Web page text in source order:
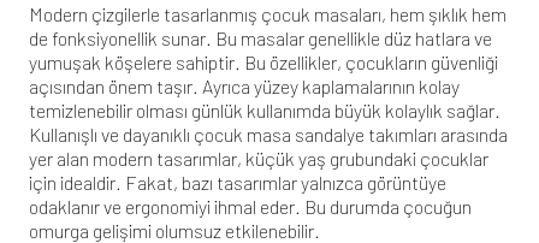
Modern çizgilerle tasarlanmış çocuk masaları, hem şıklık hem
de fonksiyonellik sunar. Bu masalar genellikle düz hatlara ve
yumuşak köşelere sahiptir. Bu özellikler, çocukların güvenliği
açısından önem taşır. Ayrıca yüzey kaplamalarının kolay
temizlenebilir olması günlük kullanımda büyük kolaylık sağlar.
Kullanışlı ve dayanıklı çocuk masa sandalye takımları arasında
yer alan modern tasarımlar, küçük yaş grubundaki çocuklar
için idealdir. Fakat, bazı tasarımlar yalnızca görüntüye
odaklanır ve ergonomiyi ihmal eder. Bu durumda çocuğun
omurga gelişimi olumsuz etkilenebilir.